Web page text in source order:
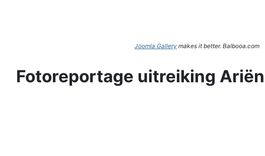
Joomla Gallery makes it better. Balbooa.com
Fotoreportage uitreiking